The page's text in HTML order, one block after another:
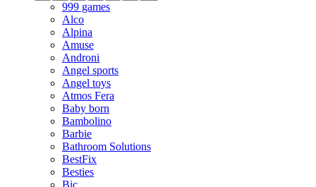
999 games
Alco
Alpina
Amuse
Androni
Angel sports
Angel toys
Atmos Fera
Baby born
Bambolino
Barbie
Bathroom Solutions
BestFix
Besties
Bic